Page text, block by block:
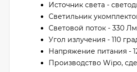
Источник света -
Светильник
Световой поток - 330 Лм
Угол излучения - 110
Напряжение питания -
Производство Wipo,